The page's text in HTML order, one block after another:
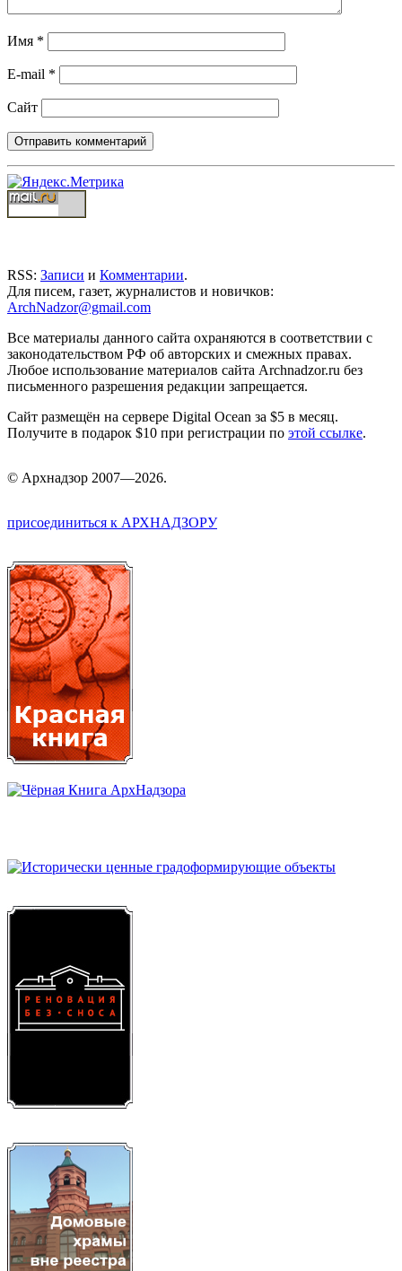
Имя *
E-mail *
Сайт
RSS: Записи и Комментарии.
Для писем, газет, журналистов и новичков:
ArchNadzor@gmail.com
Все материалы данного сайта охраняются в соответствии с
законодательством РФ об авторских и смежных правах.
Любое использование материалов сайта Archnadzor.ru без
письменного разрешения редакции запрещается.
Сайт размещён на сервере Digital Ocean за $5 в месяц.
Получите в подарок $10 при регистрации по этой ссылке.
© Архнадзор 2007—2026.
присоединиться к АРХНАДЗОРУ